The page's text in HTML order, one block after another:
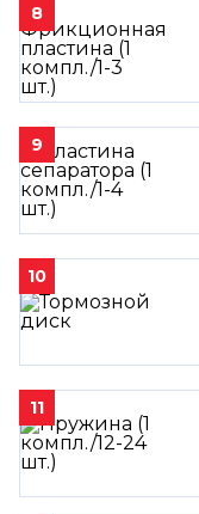
8
9
10
11